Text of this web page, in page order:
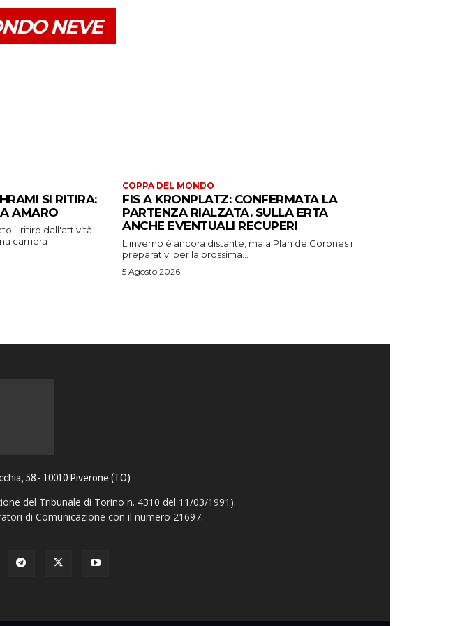
NEVE
SI RITIRA:
AMARO
il ritiro dall'attività
carriera
COPPA DEL MONDO
FIS A KRONPLATZ: CONFERMATA LA
PARTENZA RIALZATA. SULLA ERTA
ANCHE EVENTUALI RECUPERI
L'inverno è ancora distante, ma a Plan de Corones i
preparativi per la prossima...
5 Agosto 2026
58 - 10010 Piverone (TO)
del Tribunale di Torino n. 4310 del 11/03/1991).
di Comunicazione con il numero 21697.